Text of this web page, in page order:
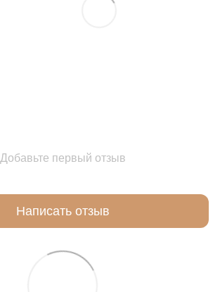
Добавьте первый отзыв
Написать отзыв